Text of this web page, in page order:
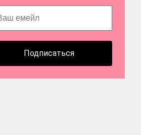
Подписаться